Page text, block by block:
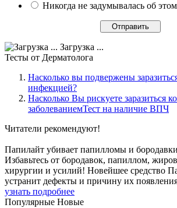
Никогда не задумывалась об этом
Загрузка ...
Тесты от Дерматолога
Насколько вы подвержены
инфекцией?
Насколько Вы рискуете заразиться
заболеваниемТест на наличие ВПЧ
Читатели рекомендуют!
Папилайт убивает папилломы и бородавки
Избавьтесь от бородавок, папиллом,
хирургии и усилий! Новейшее средство
устранит дефекты и причину их
узнать подробнее
Популярные Новые